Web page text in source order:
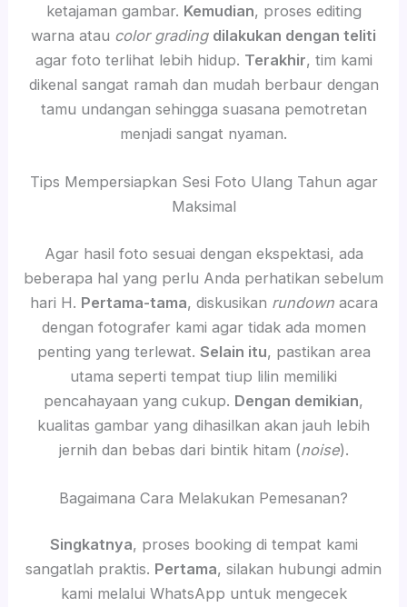
ketajaman gambar. Kemudian, proses editing
warna atau color grading dilakukan dengan teliti
agar foto terlihat lebih hidup. Terakhir, tim kami
dikenal sangat ramah dan mudah berbaur dengan
tamu undangan sehingga suasana pemotretan
menjadi sangat nyaman.
Tips Mempersiapkan Sesi Foto Ulang Tahun agar
Maksimal
Agar hasil foto sesuai dengan ekspektasi, ada
beberapa hal yang perlu Anda perhatikan sebelum
hari H. Pertama-tama, diskusikan rundownacara
dengan fotografer kami agar tidak ada momen
penting yang terlewat. Selain itu, pastikan area
utama seperti tempat tiup lilin memiliki
pencahayaan yang cukup. Dengan demikian,
kualitas gambar yang dihasilkan akan jauh lebih
jernih dan bebas dari bintik hitam (noise).
Bagaimana Cara Melakukan Pemesanan?
Singkatnya, proses booking di tempat kami
sangatlah praktis. Pertama, silakan hubungi admin
kami melalui WhatsApp untuk mengecek